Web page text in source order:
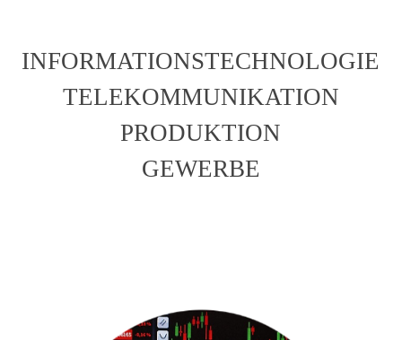
INFORMATIONSTECHNOLOGIE
TELEKOMMUNIKATION
PRODUKTION
GEWERBE